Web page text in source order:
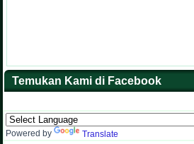
Temukan Kami di Facebook
Powered by Translate